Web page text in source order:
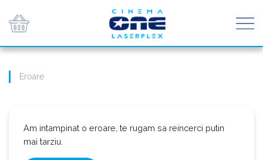
Eroare
Am intampinat o eroare, te rugam sa reincerci putin
mai tarziu.